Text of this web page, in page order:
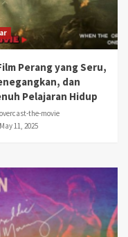
Perang yang Seru,
dan
Pelajaran Hidup
overcast-the-movie
May 11, 2025